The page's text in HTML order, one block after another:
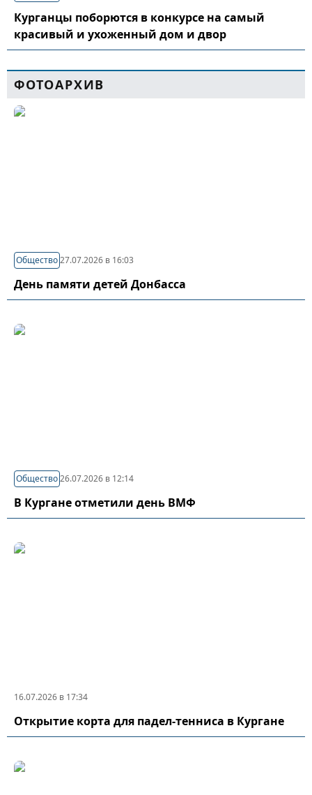
Курганцы поборются в конкурсе на самый
красивый и ухоженный дом и двор
ФОТОАРХИВ
Общество27.07.2026 в 16:03
День памяти детей Донбасса
Общество26.07.2026 в 12:14
В Кургане отметили день ВМФ
16.07.2026 в 17:34
Открытие корта для падел-тенниса в Кургане